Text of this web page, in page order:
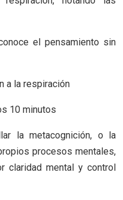
el pensamiento sin
a la respiración
10 minutos
la metacognición, o la
procesos mentales,
claridad mental y control